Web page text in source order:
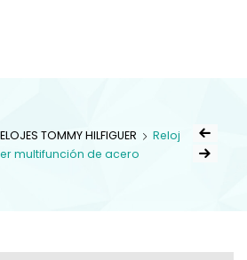
TOMMY HILFIGUER
Reloj
multifunción de acero